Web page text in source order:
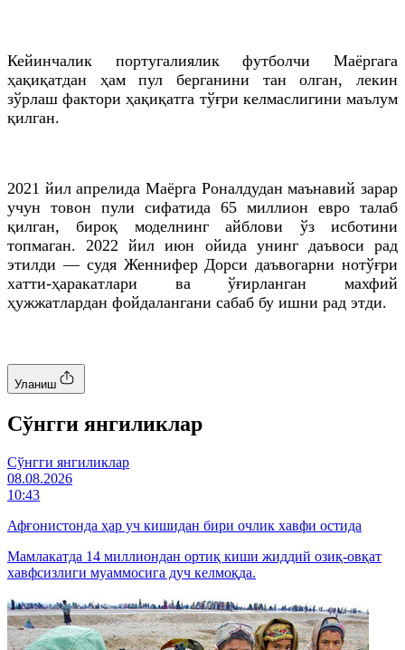
Кейинчалик португалиялик футболчи Маёргага
ҳақиқатдан ҳам пул берганини тан олган, лекин
зўрлаш фактори ҳақиқатга тўғри келмаслигини маълум
қилган.
2021 йил апрелида Маёрга Роналдудан маънавий зарар
учун товон пули сифатида 65 миллион евро талаб
қилган, бироқ моделнинг айблови ўз исботини
топмаган. 2022 йилиюн ойида унинг даъвоси рад
этилди — судя ЖенниферДорси даъвогарни нотўғри
хатти-ҳаракатлари ва ўғирланган махфий
ҳужжатлардан фойдалангани сабаб бу ишни рад этди.
Уланиш
Cўнгги янгиликлар
Cўнгги янгиликлар
08.08.2026
10:43
Афғонистонда ҳар уч кишидан бири очлик хавфи остида
Мамлакатда 14 миллиондан ортиқ киши жиддий озиқ-овқат
хавфсизлиги муаммосига дуч келмоқда.